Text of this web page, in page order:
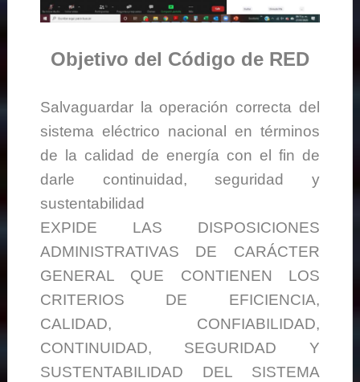
Objetivo del Código de RED
Salvaguardar la operación correcta del
sistema eléctrico nacional en términos
de la calidad de energía con el fin de
darle continuidad, seguridad y
sustentabilidad
EXPIDE LAS DISPOSICIONES
ADMINISTRATIVAS DE CARÁCTER
GENERAL QUE CONTIENEN LOS
CRITERIOS DE EFICIENCIA,
CALIDAD, CONFIABILIDAD,
CONTINUIDAD, SEGURIDAD Y
SUSTENTABILIDAD DEL SISTEMA